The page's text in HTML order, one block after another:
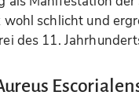
wohl schlicht und
des 11.